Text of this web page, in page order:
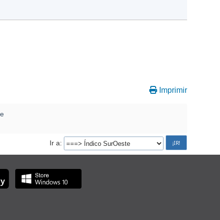
Imprimir
Ir a